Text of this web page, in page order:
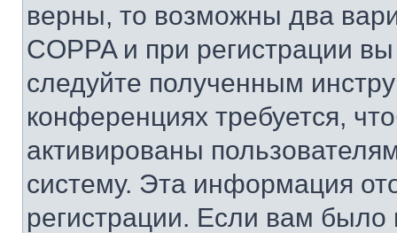
верны, то возможны два
COPPA и при регистрации
следуйте полученным
конференциях требуется,
активированы
систему. Эта информация
регистрации. Если вам